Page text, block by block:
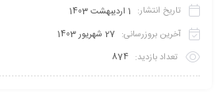
تاریخ انتشار: 1 اردیبهشت 1403
آخرین بروزرسانی: 27 شهریور 1403
تعداد بازدید: 874